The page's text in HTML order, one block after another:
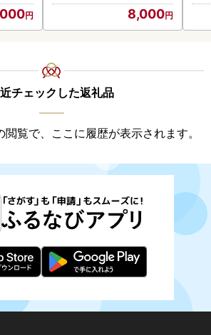
8,000
チェックした返礼品
覧で、ここに履歴が表示されます。